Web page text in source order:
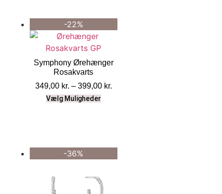
-22%
Symphony Ørehænger
Rosakvarts
349,00 kr. – 399,00 kr.
Vælg Muligheder
-36%